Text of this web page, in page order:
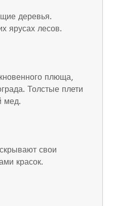
деревья.
ярусах лесов.
плюща,
Толстые плети
мед.
свои
красок.